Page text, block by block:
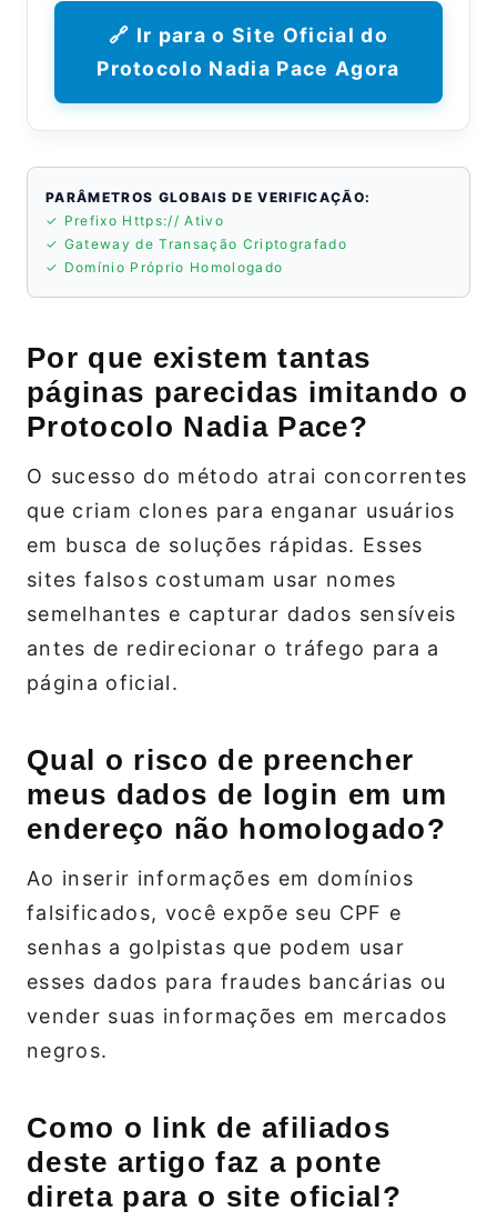
🔗 Ir para o Site Oficial do
Protocolo Nadia Pace Agora
PARÂMETROS GLOBAIS DE VERIFICAÇÃO:
✓ Prefixo Https:// Ativo
✓ Gateway de Transação Criptografado
✓ Domínio Próprio Homologado
Por que existem tantas
páginas parecidas imitando o
Protocolo Nadia Pace?
O sucesso do método atrai concorrentes
que criam clones para enganar usuários
em busca de soluções rápidas. Esses
sites falsos costumam usar nomes
semelhantes e capturar dados sensíveis
antes de redirecionar o tráfego para a
página oficial.
Qual o risco de preencher
meus dados de login em um
endereço não homologado?
Ao inserir informações em domínios
falsificados, você expõe seu CPF e
senhas a golpistas que podem usar
esses dados para fraudes bancárias ou
vender suas informações em mercados
negros.
Como o link de afiliados
deste artigo faz a ponte
direta para o site oficial?